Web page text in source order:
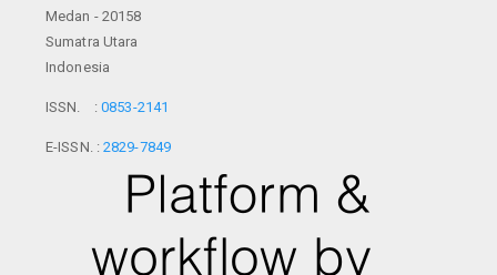
Medan - 20158
Sumatra Utara
Indonesia
ISSN. :0853-2141
E-ISSN. : 2829-7849